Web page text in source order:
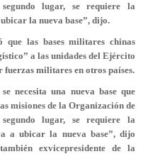
lugar, se requiere la
la nueva base”, dijo.
las bases militares chinas
a las unidades del Ejército
militares en otros países.
necesita una nueva base que
misiones de la Organización de
lugar, se requiere la
a ubicar la nueva base”, dijo
exvicepresidente de la